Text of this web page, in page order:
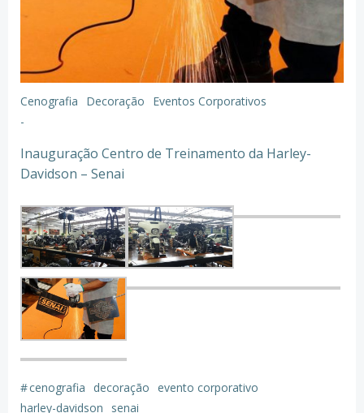
Cenografia Decoração
Eventos Corporativos
-
Inauguração Centro de Treinamento da Harley-
Davidson – Senai
#cenografia decoração evento corporativo
harley-davidson
senai